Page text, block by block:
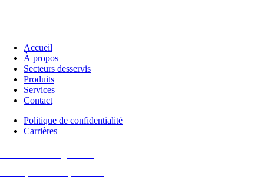
Accueil
À propos
Secteurs desservis
Produits
Services
Contact
Politique de confidentialité
Carrières